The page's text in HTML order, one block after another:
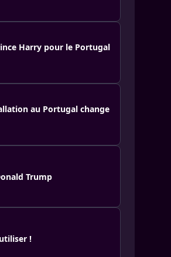
Harry pour le Portugal
au Portugal change
Trump
!